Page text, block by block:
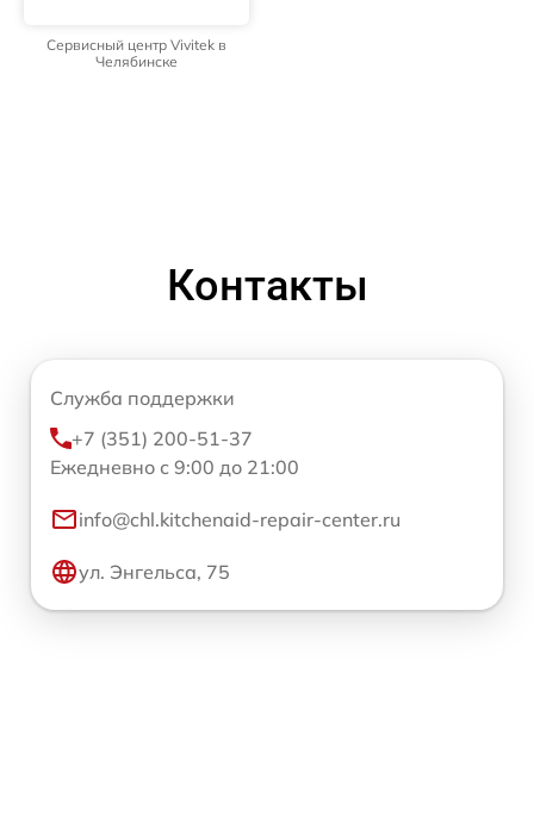
Сервисный центр Vivitek в
Челябинске
Контакты
Служба поддержки
+7 (351) 200-51-37
Ежедневно с 9:00 до 21:00
info@chl.kitchenaid-repair-center.ru
ул. Энгельса, 75